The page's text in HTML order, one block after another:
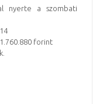
nyerte a szombati
forint